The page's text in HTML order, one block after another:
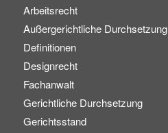
Arbeitsrecht
Außergerichtliche Durchsetzung
Definitionen
Designrecht
Fachanwalt
Gerichtliche Durchsetzung
Gerichtsstand